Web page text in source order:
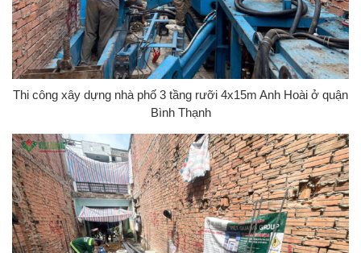
Thi công xây dựng nhà phố 3 tầng rưỡi 4x15m Anh Hoài ở quận
Bình Thạnh